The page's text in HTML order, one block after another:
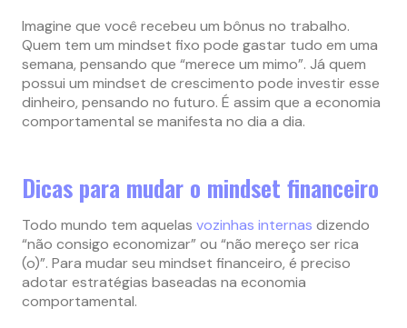
Imagine que você recebeu um bônus no trabalho.
Quem tem um mindset fixo pode gastar tudo em uma
semana, pensando que “merece um mimo”. Já quem
possui um mindset de crescimento pode investir esse
dinheiro, pensando no futuro. É assim que a economia
comportamental se manifesta no dia a dia.
Dicas para mudar o mindset financeiro
Todo mundo tem aquelas vozinhas internas dizendo
“não consigo economizar” ou “não mereço ser rica
(o)”. Para mudar seu mindset financeiro, é preciso
adotar estratégias baseadas na economia
comportamental.